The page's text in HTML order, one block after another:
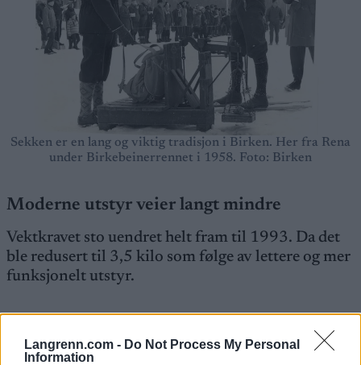
Langrenn.com - Do Not Process My Personal
Information
Sekken er en lang og viktig tradisjon i Birken. Her fra Rena
under Birkebeinerrennet i 1958. Foto: Birken
Moderne utstyr veier langt mindre
Vektkravet sto uendret helt fram til 1993. Da det
ble redusert til 3,5 kilo som følge av lettere og mer
funksjonelt utstyr.
vektkravet, sier Buraas.